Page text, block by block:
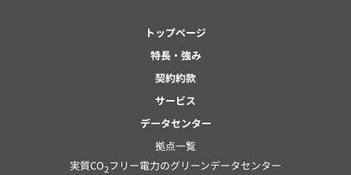
トップページ
特長・強み
契約約款
サービス
データセンター
拠点一覧
実質CO2フリー電力のグリーンデータセンター